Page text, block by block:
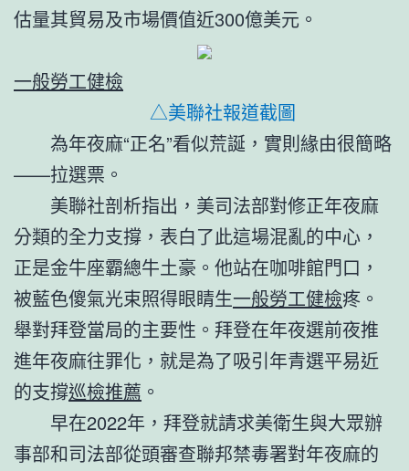
估量其貿易及市場價值近300億美元。
一般勞工健檢
△美聯社報道截圖
為年夜麻“正名”看似荒誕，實則緣由很簡略
——拉選票。
美聯社剖析指出，美司法部對修正年夜麻
分類的全力支撐，表白了此這場混亂的中心，
正是金牛座霸總牛土豪。他站在咖啡館門口，
被藍色傻氣光束照得眼睛生一般勞工健檢疼。
舉對拜登當局的主要性。拜登在年夜選前夜推
進年夜麻往罪化，就是為了吸引年青選平易近
的支撐巡檢推薦 。
早在2022年，拜登就請求美衛生與大眾辦
事部和司法部從頭審查聯邦禁毒署對年夜麻的